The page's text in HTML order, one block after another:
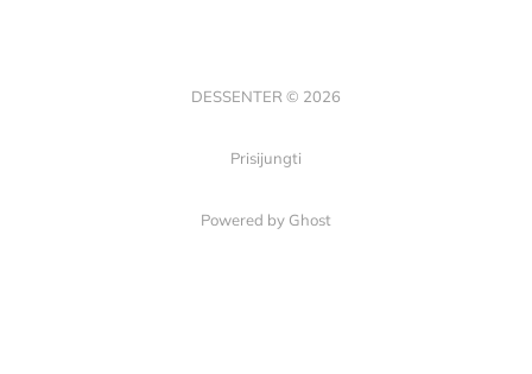
DESSENTER © 2026
Prisijungti
Powered by Ghost